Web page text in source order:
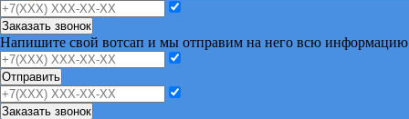
Заказать звонок
Напишите свой вотсап и мы отправим на него всю информацию
Отправить
Заказать звонок